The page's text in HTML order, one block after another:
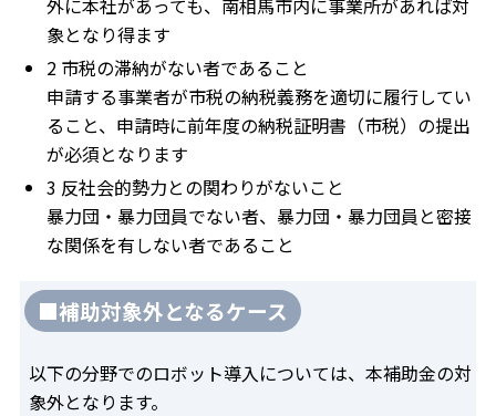
象となり得ます
2 市税の滞納がない者であること
申請する事業者が市税の納税義務を適切に履行してい
ること、申請時に前年度の納税証明書（市税）の提出
が必須となります
3 反社会的勢力との関わりがないこと
暴力団・暴力団員でない者、暴力団・暴力団員と密接
な関係を有しない者であること
■補助対象外となるケース
以下の分野でのロボット導入については、本補助金の対
象外となります。